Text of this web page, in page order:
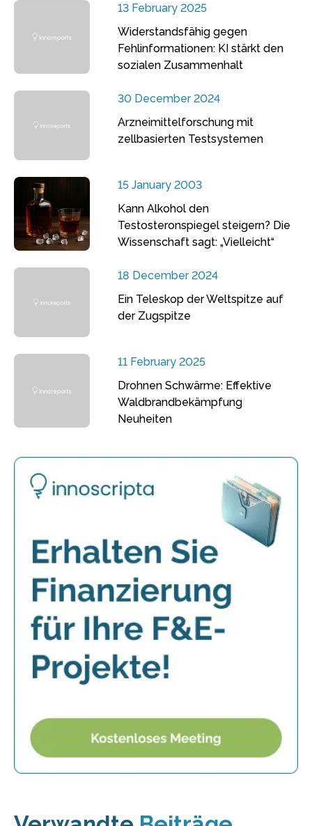
13 February 2025
Widerstandsfähig gegen
Fehlinformationen: KI stärkt den
sozialen Zusammenhalt
30 December 2024
Arzneimittelforschung mit
zellbasierten Testsystemen
15 January 2003
Kann Alkohol den
Testosteronspiegel steigern? Die
Wissenschaft sagt: „Vielleicht“
18 December 2024
Ein Teleskop der Weltspitze auf
der Zugspitze
11 February 2025
Drohnen Schwärme: Effektive
Waldbrandbekämpfung
Neuheiten